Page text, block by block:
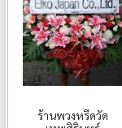
ร้านพวงหรีดวัด